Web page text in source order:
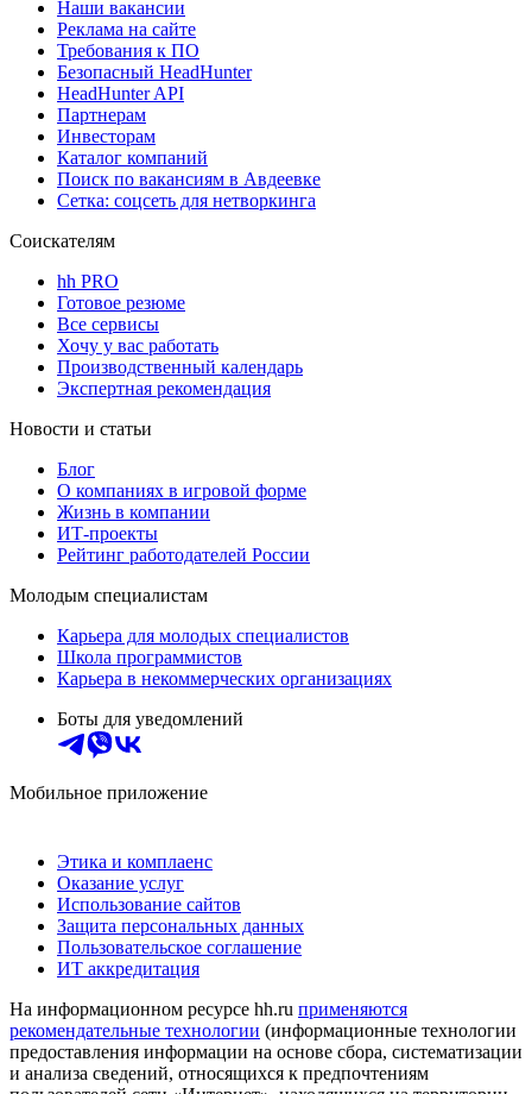
Наши вакансии
Реклама на сайте
Требования к ПО
Безопасный HeadHunter
HeadHunter API
Партнерам
Инвесторам
Каталог компаний
Поиск по вакансиям в Авдеевке
Сетка: соцсеть для нетворкинга
Соискателям
hh PRO
Готовое резюме
Все сервисы
Хочу у вас работать
Производственный календарь
Экспертная рекомендация
Новости и статьи
Блог
О компаниях в игровой форме
Жизнь в компании
ИТ-проекты
Рейтинг работодателей России
Молодым специалистам
Карьера для молодых специалистов
Школа программистов
Карьера в некоммерческих организациях
Боты для уведомлений
Мобильное приложение
Этика и комплаенс
Оказание услуг
Использование сайтов
Защита персональных данных
Пользовательское соглашение
ИТ аккредитация
На информационном ресурсе hh.ru применяются
рекомендательные технологии (информационные технологии
предоставления информации на основе сбора, систематизации
и анализа сведений, относящихся к предпочтениям